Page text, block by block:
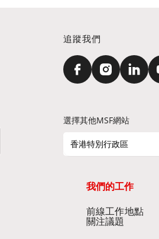
追蹤我們
選擇其他MSF網站
香港特別行政區
我們的工作
前線工作地點​
關注議題